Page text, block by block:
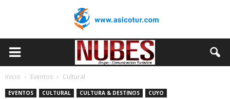
Inicio Eventos Cultural
EVENTOS CULTURAL CULTURA & DESTINOS CUYO